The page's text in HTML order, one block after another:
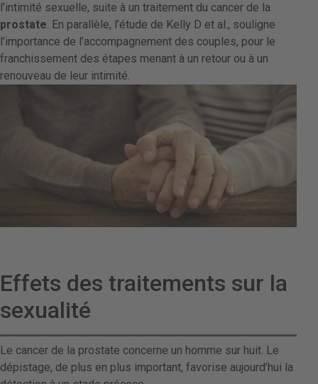
l’intimité sexuelle, suite à un traitement du cancer de la
prostate. En parallèle, l’étude de Kelly D et al., souligne
l’importance de l’accompagnement des couples, pour le
franchissement des étapes menant à un retour ou à un
renouveau de leur intimité.
Effets des traitements sur la
sexualité
Le cancer de la prostate concerne un homme sur huit. Le
dépistage, de plus en plus important, favorise aujourd’hui la